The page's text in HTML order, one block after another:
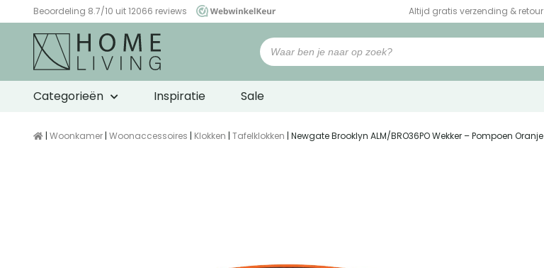
Beoordeling 8.7/10 uit 12066 reviews
WebwinkelKeur
Altijd gratis verzending & retour
Categorieën Inspiratie Sale
| Woonkamer | Woonaccessoires | Klokken | Tafelklokken | Newgate Brooklyn ALM/BRO36PO Wekker – Pompoen Oranje